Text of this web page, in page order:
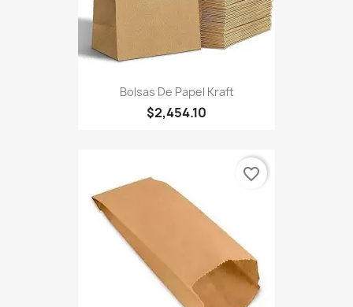
Bolsas De Papel Kraft
$2,454.10
favorite_border